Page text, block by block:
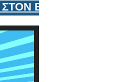
ΕΠΙΣΤΗΜΟΝΙΚΟ